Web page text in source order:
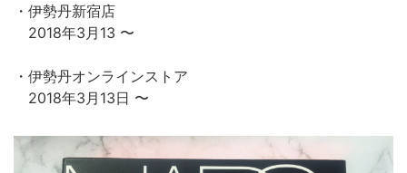
・伊勢丹新宿店
2018年3月13 〜
・伊勢丹オンラインストア
2018年3月13日 〜